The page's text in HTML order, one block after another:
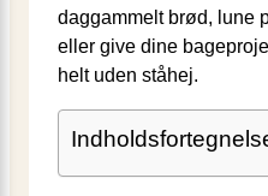
daggammelt brød, lune
eller give dine
helt uden ståhej.